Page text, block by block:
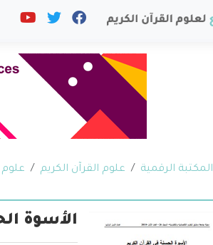
المكتبة الرقمية علوم القرآن الكريم علوم
الأسوة